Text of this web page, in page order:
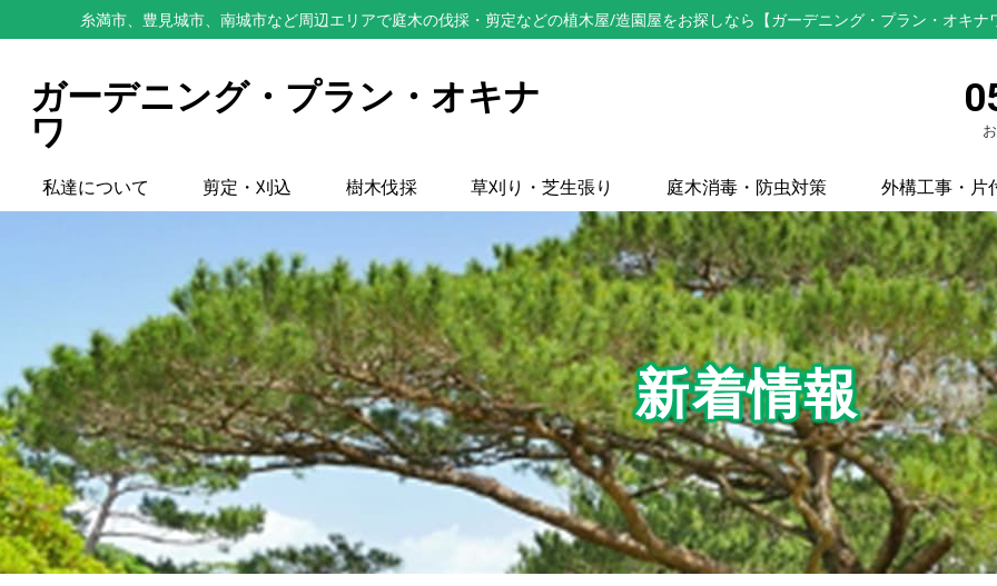
糸満市、豊見城市、南城市など周辺エリアで庭木の伐採・剪定などの植木屋/造園屋をお探しなら【ガーデニング・プラン・オキナ
ガーデニング・プラン・オキナ
ワ
私達について 剪定・刈込 樹木伐採 草刈り・芝生張り 庭木消毒・防虫対策 外構工事・片
新着情報